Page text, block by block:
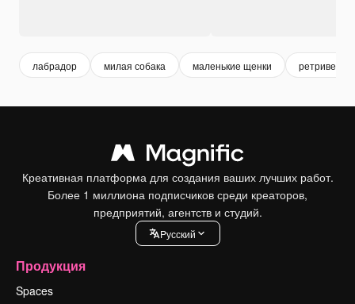
лабрадор милая собака маленькие щенки ретривер
Креативная платформа для создания ваших лучших работ.
Более 1 миллиона подписчиков среди креаторов,
предприятий, агентств и студий.
Pусский
Продукция
Spaces